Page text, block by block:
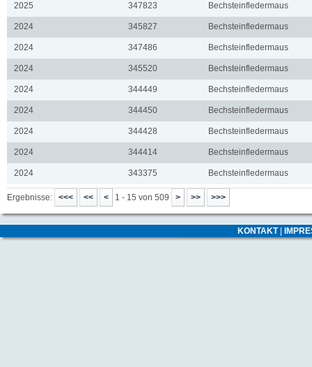
2025 347823 Bechsteinfledermaus
2024 345827 Bechsteinfledermaus
2024 347486 Bechsteinfledermaus
2024 345520 Bechsteinfledermaus
2024 344449 Bechsteinfledermaus
2024 344450 Bechsteinfledermaus
2024 344428 Bechsteinfledermaus
2024 344414 Bechsteinfledermaus
2024 343375 Bechsteinfledermaus
Ergebnisse: 1 - 15 von 509
KONTAKT|